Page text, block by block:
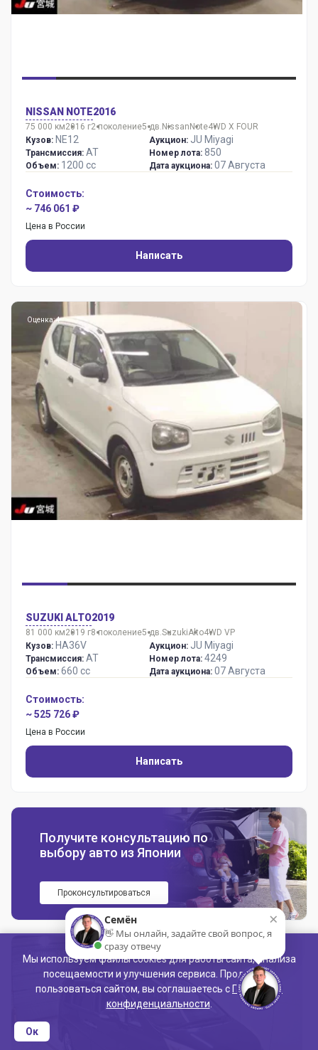
NISSAN NOTE2016
75 000 км2016 г2 поколение5 дв. NissanNote4WD X FOUR
Кузов: NE12
Трансмиссия: AT
Объем: 1200 сс
Аукцион: JU Miyagi
Номер лота: 850
Дата аукциона: 07 Августа
Стоимость:
~ 746 061 ₽
Цена в России
Написать
Оценка: 4
SUZUKI ALTO2019
81 000 км2019 г8 поколение5 дв. SuzukiAlto4WD VP
Кузов: HA36V
Трансмиссия: AT
Объем: 660 сс
Аукцион: JU Miyagi
Номер лота: 4249
Дата аукциона: 07 Августа
Стоимость:
~ 525 726 ₽
Цена в России
Написать
Получите консультацию по
выбору авто из Японии
Проконсультироваться
Оценка: 3.5
Мы используем файлы cookies для работы сайта, анализа
посещаемости и улучшения сервиса. Продолжая
пользоваться сайтом, вы соглашаетесь с Политикой
конфиденциальности
Ок
×
Семён
👋 Мы онлайн, задайте свой вопрос, я
сразу отвечу